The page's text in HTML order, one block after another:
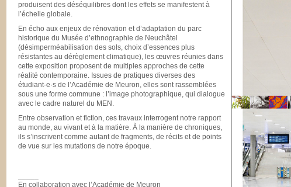
produisent des déséquilibres dont les effets se manifestent à
l’échelle globale.
En écho aux enjeux de rénovation et d’adaptation du parc
historique du Musée d’ethnographie de Neuchâtel
(désimperméabilisation des sols, choix d’essences plus
résistantes au dérèglement climatique), les œuvres réunies dans
cette exposition proposent de multiples approches de cette
réalité contemporaine. Issues de pratiques diverses des
étudiant·e·s de l’Académie de Meuron, elles sont rassemblées
sous une forme commune : l’image photographique, qui dialogue
avec le cadre naturel du MEN.
Entre observation et fiction, ces travaux interrogent notre rapport
au monde, au vivant et à la matière. À la manière de chroniques,
ils s’inscrivent comme autant de fragments, de récits et de points
de vue sur les mutations de notre époque.
En collaboration avec l’Académie de Meuron